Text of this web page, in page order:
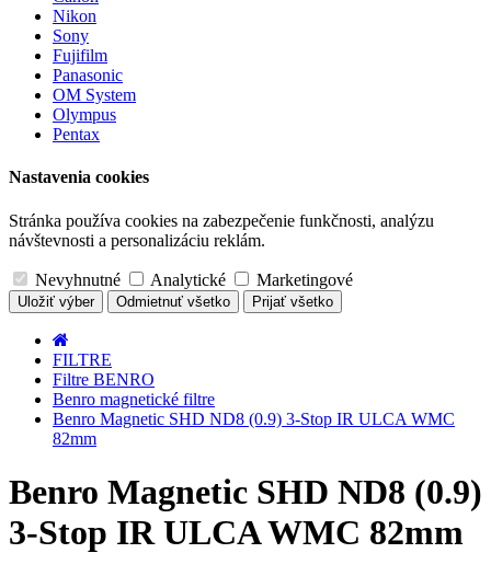
Nikon
Sony
Fujifilm
Panasonic
OM System
Olympus
Pentax
Nastavenia cookies
Stránka používa cookies na zabezpečenie funkčnosti, analýzu
návštevnosti a personalizáciu reklám.
Nevyhnutné Analytické Marketingové
Uložiť výber Odmietnuť všetko Prijať všetko
FILTRE
Filtre BENRO
Benro magnetické filtre
Benro Magnetic SHD ND8 (0.9) 3-Stop IR ULCA WMC
82mm
Benro Magnetic SHD ND8 (0.9)
3-Stop IR ULCA WMC 82mm